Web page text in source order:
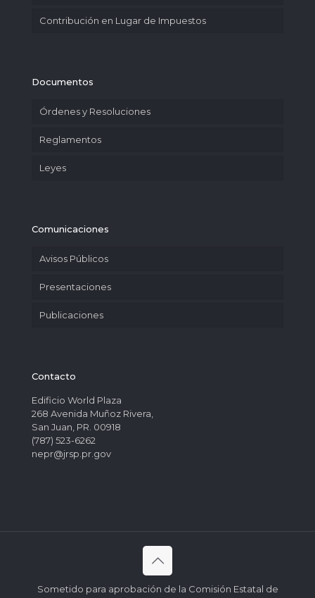
Contribución en Lugar de Impuestos
Documentos
Órdenes y Resoluciones
Reglamentos
Leyes
Comunicaciones
Avisos Públicos
Presentaciones
Publicaciones
Contacto
Edificio World Plaza
268 Avenida Muñoz Rivera,
San Juan, PR. 00918
(787) 523-6262
nepr@jrsp.pr.gov
Sometido para aprobación de la Comisión Estatal de